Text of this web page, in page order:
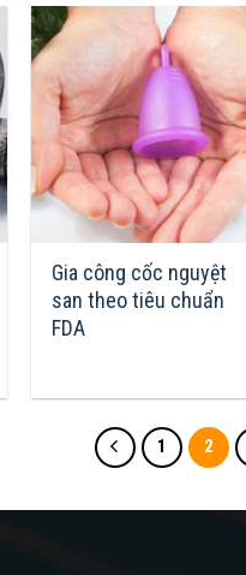
Gia công cốc nguyệt
san theo tiêu chuẩn
FDA
1 2